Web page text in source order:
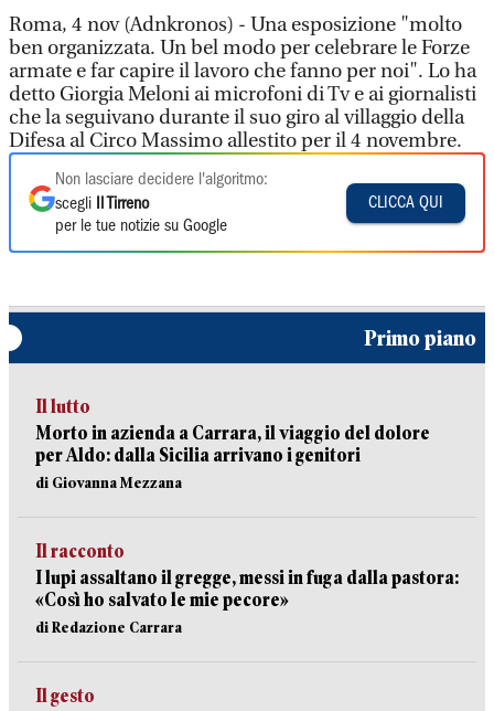
Roma, 4 nov (Adnkronos) - Una esposizione "molto
ben organizzata. Un bel modo per celebrare le Forze
armate e far capire il lavoro che fanno per noi". Lo ha
detto Giorgia Meloni ai microfoni di Tv e ai giornalisti
che la seguivano durante il suo giro al villaggio della
Difesa al Circo Massimo allestito per il 4 novembre.
Non lasciare decidere l'algoritmo:
scegli
Il Tirreno
per le tue notizie su Google
CLICCA QUI
Primo piano
Il lutto
Morto in azienda a Carrara, il viaggio del dolore
per Aldo: dalla Sicilia arrivano i genitori
di Giovanna Mezzana
Il racconto
I lupi assaltano il gregge, messi in fuga dalla pastora:
«Così ho salvato le mie pecore»
di Redazione Carrara
Il gesto